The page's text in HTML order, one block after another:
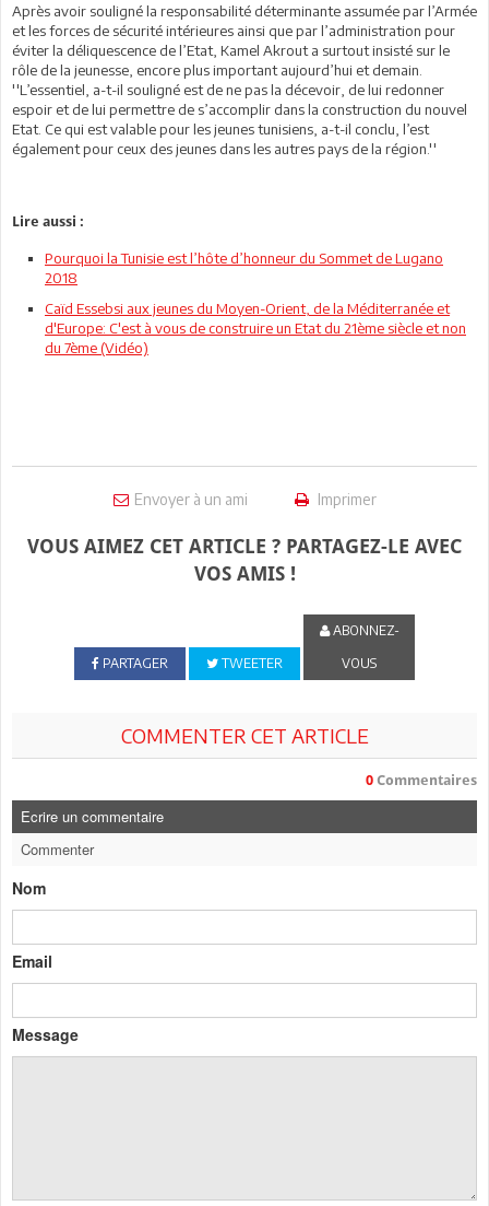
Après avoir souligné la responsabilité déterminante assumée par l’Armée
et les forces de sécurité intérieures ainsi que par l’administration pour
éviter la déliquescence de l’Etat, Kamel Akrout a surtout insisté sur le
rôle de la jeunesse, encore plus important aujourd’hui et demain.
''L’essentiel, a-t-il souligné est de ne pas la décevoir, de lui redonner
espoir et de lui permettre de s’accomplir dans la construction du nouvel
Etat. Ce qui est valable pour les jeunes tunisiens, a-t-il conclu, l’est
également pour ceux des jeunes dans les autres pays de la région.''
Lire aussi :
Pourquoi la Tunisie est l’hôte d’honneur du Sommet de Lugano
2018
Caïd Essebsi aux jeunes du Moyen-Orient, de la Méditerranée et
d'Europe: C'est à vous de construire un Etat du 21ème siècle et non
du 7ème (Vidéo)
Envoyer à un ami Imprimer
VOUS AIMEZ CET ARTICLE ? PARTAGEZ-LE AVEC
VOS AMIS !
PARTAGER TWEETER
ABONNEZ-
VOUS
COMMENTER CET ARTICLE
0 Commentaires
Ecrire un commentaire
Commenter
Nom
Email
Message